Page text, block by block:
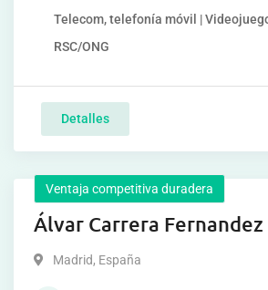
Telecom, telefonía móvil |
RSC/ONG
Detalles
Ventaja competitiva duradera
Álvar Carrera Fernandez
Madrid, España